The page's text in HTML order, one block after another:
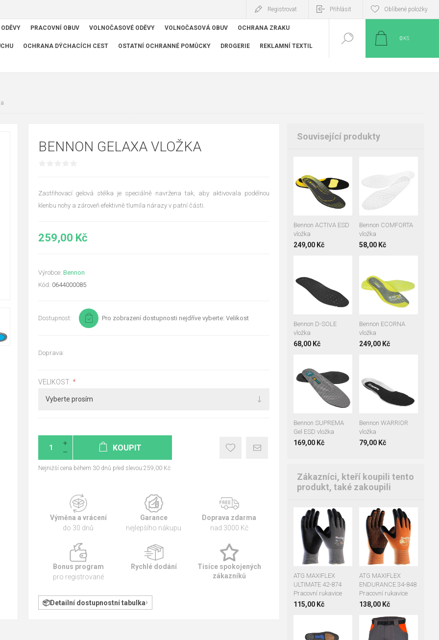
Registrovat Přihlásit Oblíbené položky
PRACOVNÍ OBUV VOLNOČASOVÉ ODĚVY VOLNOČASOVÁ OBUV OCHRANA ZRAKU
OCHRANA DÝCHACÍCH CEST OSTATNÍ OCHRANNÉ POMŮCKY DROGERIE REKLAMNÍ TEXTIL
0 KS
BENNON GELAXA VLOŽKA
Zastřihovací gelová stélka je speciálně navržena tak, aby aktivovala podélnou
klenbu nohy a zároveň efektivně tlumila nárazy v patní části.
259,00 Kč
Výrobce: Bennon
Kód: 0644000085
Dostupnost: Pro zobrazení dostupnosti nejdříve vyberte: Velikost
Doprava:
VELIKOST: *
KOUPIT
Nejnižší cena během 30 dnů před slevou:259,00 Kč
Výměna a vrácení
do 30 dnů
Garance
nejlepšího nákupu
Doprava zdarma
nad 3000 Kč
Bonus program
pro registrované
Rychlé dodání
Tisíce spokojených
zákazníků
Detailní dostupnostní tabulka
Související produkty
Bennon ACTIVA ESD
vložka
249,00 Kč
39
42
43
44
46
47
48
Bennon COMFORTA
vložka
58,00 Kč
41
42
43
48
49
Bennon D-SOLE
vložka
68,00 Kč
43
45
47
48
Bennon ECORNA
vložka
249,00 Kč
42
43
44
45
46
47
48
Bennon SUPREMA
Gel ESD vložka
169,00 Kč
43
45
46
47
48
Bennon WARRIOR
vložka
79,00 Kč
42
45
46 47
Zákazníci, kteří koupili tento
produkt, také zakoupili
ATG MAXIFLEX
ULTIMATE 42-874
Pracovní rukavice
115,00 Kč
05
07
09
10
11
12
ATG MAXIFLEX
ENDURANCE 34-848
Pracovní rukavice
138,00 Kč
07
09
10
11
38
39
40
+3